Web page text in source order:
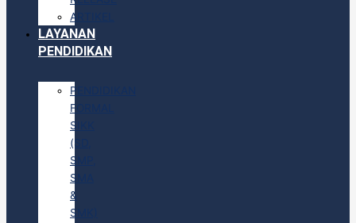
ARTIKEL
LAYANAN
PENDIDIKAN
PENDIDIKAN
FORMAL
SIKK
(SD,
SMP,
SMA
&
SMK)